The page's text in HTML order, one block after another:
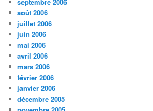
août 2006
juillet 2006
juin 2006
mai 2006
avril 2006
mars 2006
février 2006
janvier 2006
décembre 2005